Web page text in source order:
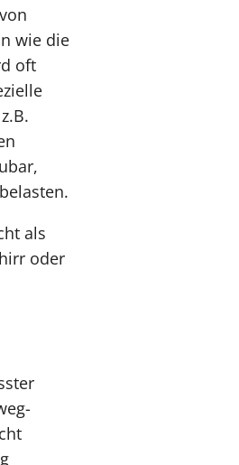
wie die
oft
als
oder